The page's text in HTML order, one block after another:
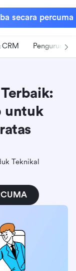
secara percuma
CRM Pengurusan
untuk
Teknikal